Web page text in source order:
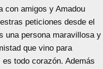
con amigos y Amadou
peticiones desde el
una persona maravillosa y
que vino para
todo corazón. Además